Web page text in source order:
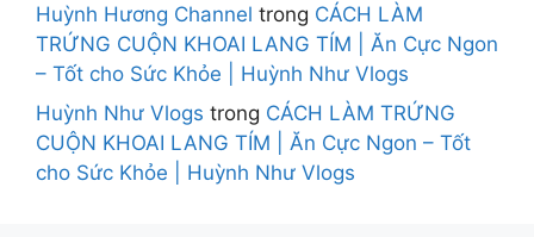
Huỳnh Hương Channel trong CÁCH LÀM
TRỨNG CUỘN KHOAI LANG TÍM | Ăn Cực Ngon
– Tốt cho Sức Khỏe | Huỳnh Như Vlogs
Huỳnh Như Vlogs trong CÁCH LÀM TRỨNG
CUỘN KHOAI LANG TÍM | Ăn Cực Ngon – Tốt
cho Sức Khỏe | Huỳnh Như Vlogs